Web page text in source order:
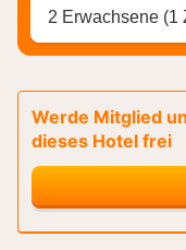
2 Erwachsene (1
Werde Mitglied
dieses Hotel frei